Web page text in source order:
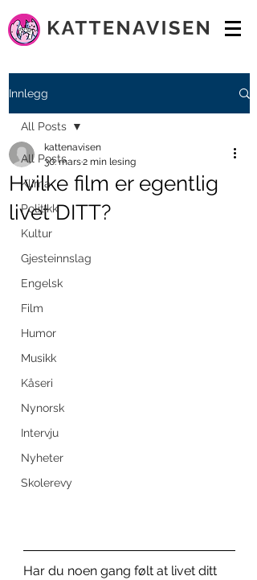
Innlegg
All Posts
Klima
Politikk
Kultur
Gjesteinnslag
Engelsk
Film
Humor
Musikk
Kåseri
Nynorsk
Intervju
Nyheter
Skolerevy
All Posts
Hvilke film er egentlig
livet DITT?
kattenavisen
30. mars2 min lesing
Har du noen gang følt at livet ditt